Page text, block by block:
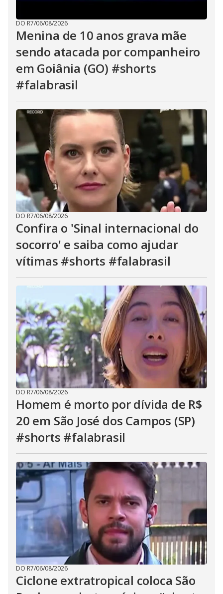
DO R7/06/08/2026
Menina de 10 anos grava mãe
sendo atacada por companheiro
em Goiânia (GO) #shorts
#falabrasil
DO R7/06/08/2026
Confira o 'Sinal internacional do
socorro' e saiba como ajudar
vítimas #shorts #falabrasil
DO R7/06/08/2026
Homem é morto por dívida de R$
20 em São José dos Campos (SP)
#shorts #falabrasil
DO R7/06/08/2026
Ciclone extratropical coloca São